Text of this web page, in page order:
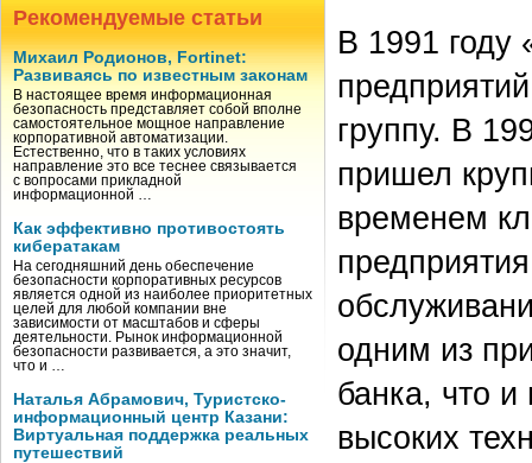
Рекомендуемые статьи
Михаил Родионов, Fortinet:
Развиваясь по известным законам
В настоящее время информационная
безопасность представляет собой вполне
самостоятельное мощное направление
корпоративной автоматизации.
Естественно, что в таких условиях
направление это все теснее связывается
с вопросами прикладной
информационной …
Как эффективно противостоять
кибератакам
На сегодняшний день обеспечение
безопасности корпоративных ресурсов
является одной из наиболее приоритетных
целей для любой компании вне
зависимости от масштабов и сферы
деятельности. Рынок информационной
безопасности развивается, а это значит,
что и …
Наталья Абрамович, Туристско-
информационный центр Казани:
Виртуальная поддержка реальных
путешествий
В 1991 году
группу. В
пришел
временем
одним из
банка, что
высоких